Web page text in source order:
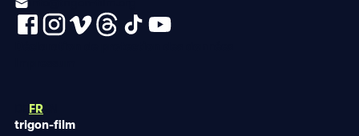
FR
trigon-film